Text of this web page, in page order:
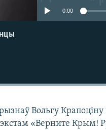
0:00
Вольгу
«Верните Крым!